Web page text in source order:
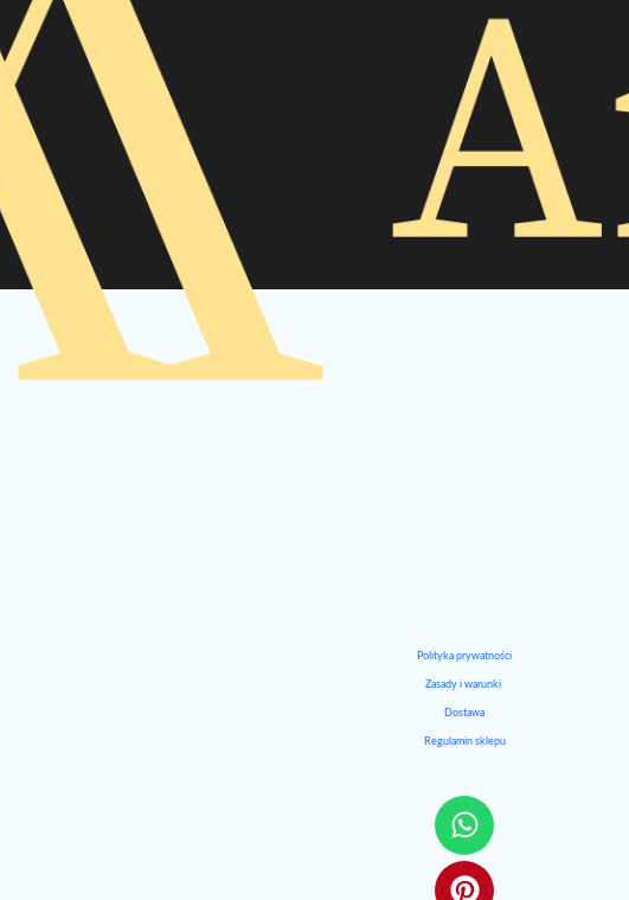
Polityka prywatności
Zasady i warunki
Dostawa
Regulamin sklepu